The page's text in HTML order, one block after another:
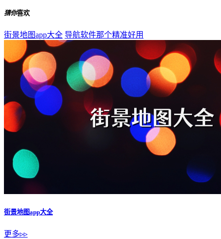
猜你喜欢
街景地图app大全 导航软件那个精准好用
街景地图app大全
更多▹▹